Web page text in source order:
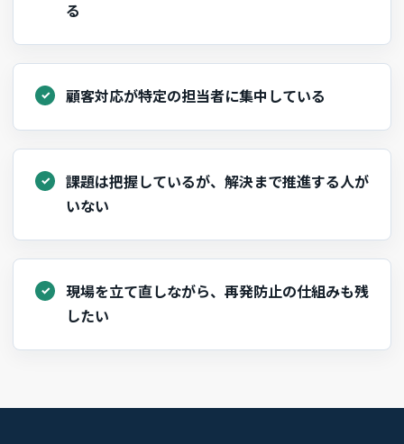
る
顧客対応が特定の担当者に集中している
課題は把握しているが、解決まで推進する人が
いない
現場を立て直しながら、再発防止の仕組みも残
したい